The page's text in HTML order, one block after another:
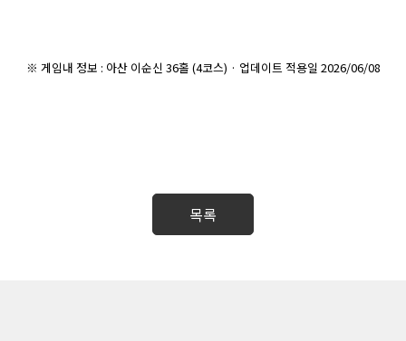
※ 게임내 정보 : 아산 이순신 36홀 (4코스) · 업데이트 적용일 2026/06/08